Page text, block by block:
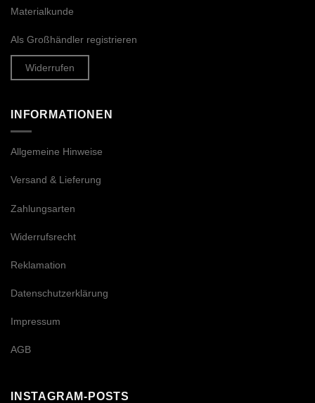
Materialkunde
Als Großhändler registrieren
Widerrufen
INFORMATIONEN
Allgemeine Hinweise
Versand & Lieferung
Zahlungsarten
Widerrufsrecht
Reklamation
Datenschutzerklärung
Impressum
AGB
INSTAGRAM-POSTS